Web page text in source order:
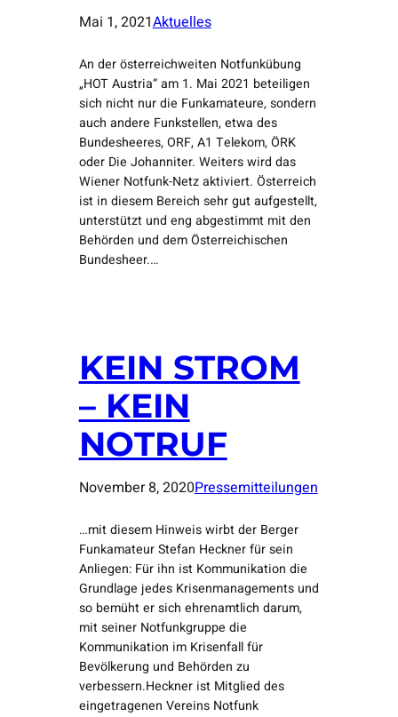
Mai 1, 2021Aktuelles
An der österreichweiten Notfunkübung
„HOT Austria“ am 1. Mai 2021 beteiligen
sich nicht nur die Funkamateure, sondern
auch andere Funkstellen, etwa des
Bundesheeres, ORF, A1 Telekom, ÖRK
oder Die Johanniter. Weiters wird das
Wiener Notfunk-Netz aktiviert. Österreich
ist in diesem Bereich sehr gut aufgestellt,
unterstützt und eng abgestimmt mit den
Behörden und dem Österreichischen
Bundesheer.…
KEIN STROM
– KEIN
NOTRUF
November 8, 2020Pressemitteilungen
…mit diesem Hinweis wirbt der Berger
Funkamateur Stefan Heckner für sein
Anliegen: Für ihn ist Kommunikation die
Grundlage jedes Krisenmanagements und
so bemüht er sich ehrenamtlich darum,
mit seiner Notfunkgruppe die
Kommunikation im Krisenfall für
Bevölkerung und Behörden zu
verbessern.Heckner ist Mitglied des
eingetragenen Vereins Notfunk